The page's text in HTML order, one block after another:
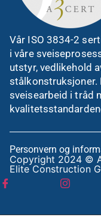
Vår ISO 3834-2
i våre
utstyr, vedlikehold
stålkonstruksjoner.
sveisearbeid i tråd
Personvern og
Copyright 2024 ©
Elite Construction